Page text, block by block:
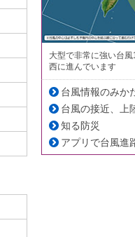
大型で非常に強い台
西に進んでいます
台風情報のみか
台風の接近、上
知る防災
アプリで台風進